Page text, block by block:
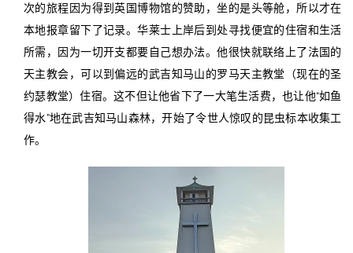
次的旅程因为得到英国博物馆的赞助，坐的是头等舱，所以才在
本地报章留下了记录。华莱士上岸后到处寻找便宜的住宿和生活
所需，因为一切开支都要自己想办法。他很快就联络上了法国的
天主教会，可以到偏远的武吉知马山的罗马天主教堂（现在的圣
约瑟教堂）住宿。这不但让他省下了一大笔生活费，也让他“如鱼
得水”地在武吉知马山森林，开始了令世人惊叹的昆虫标本收集工
作。